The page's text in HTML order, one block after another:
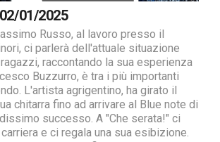
01/2025
Russo, al lavoro presso il
ci parlerà dell'attuale situazione
raccontando la sua esperienza
Buzzurro, è tra i più importanti
L'artista agrigentino, ha girato il
chitarra fino ad arrivare al Blue note di
successo. A "Che serata!" ci
e ci regala una sua esibizione.